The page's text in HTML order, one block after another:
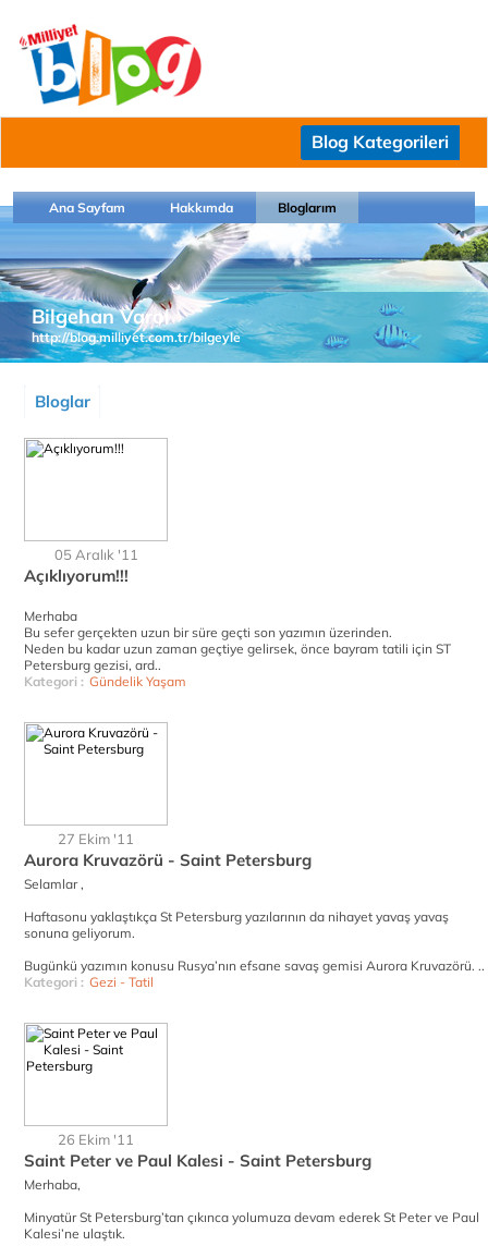
Blog Kategorileri
Ana Sayfam Hakkımda Bloglarım
Bilgehan Varol
http://blog.milliyet.com.tr/bilgeyle
Bloglar
05 Aralık '11
Açıklıyorum!!!
Merhaba
Bu sefer gerçekten uzun bir süre geçti son yazımın üzerinden.
Neden bu kadar uzun zaman geçtiye gelirsek, önce bayram tatili için ST
Petersburg gezisi, ard..
Kategori : Gündelik Yaşam
27 Ekim '11
Aurora Kruvazörü - Saint Petersburg
Selamlar ,
Haftasonu yaklaştıkça St Petersburg yazılarının da nihayet yavaş yavaş
sonuna geliyorum.
Bugünkü yazımın konusu Rusya’nın efsane savaş gemisi Aurora Kruvazörü. ..
Kategori : Gezi - Tatil
26 Ekim '11
Saint Peter ve Paul Kalesi - Saint Petersburg
Merhaba,
Minyatür St Petersburg’tan çıkınca yolumuza devam ederek St Peter ve Paul
Kalesi’ne ulaştık.